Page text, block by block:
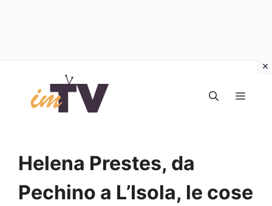
contenuto
Helena Prestes, da
Pechino a L’Isola, le cose